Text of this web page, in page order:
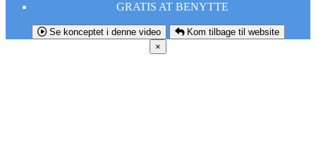
GRATIS AT BENYTTE
Se konceptet i denne video
Kom tilbage til website
×